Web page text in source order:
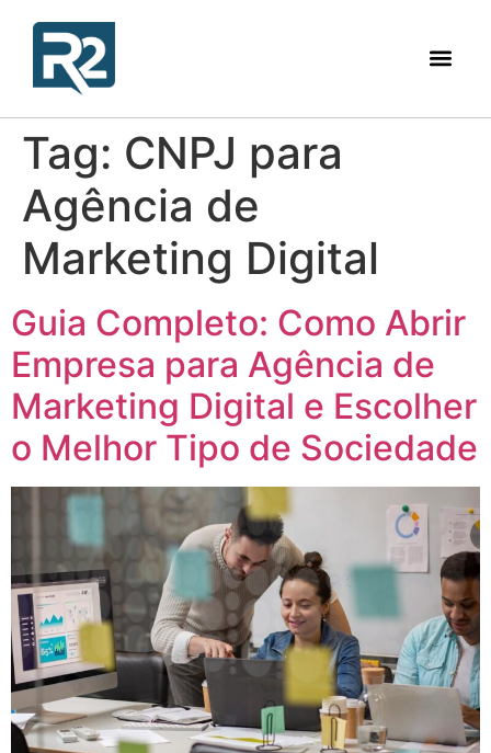
Tag: CNPJ para
Agência de
Marketing Digital
Guia Completo: Como Abrir
Empresa para Agência de
Marketing Digital e Escolher
o Melhor Tipo de Sociedade